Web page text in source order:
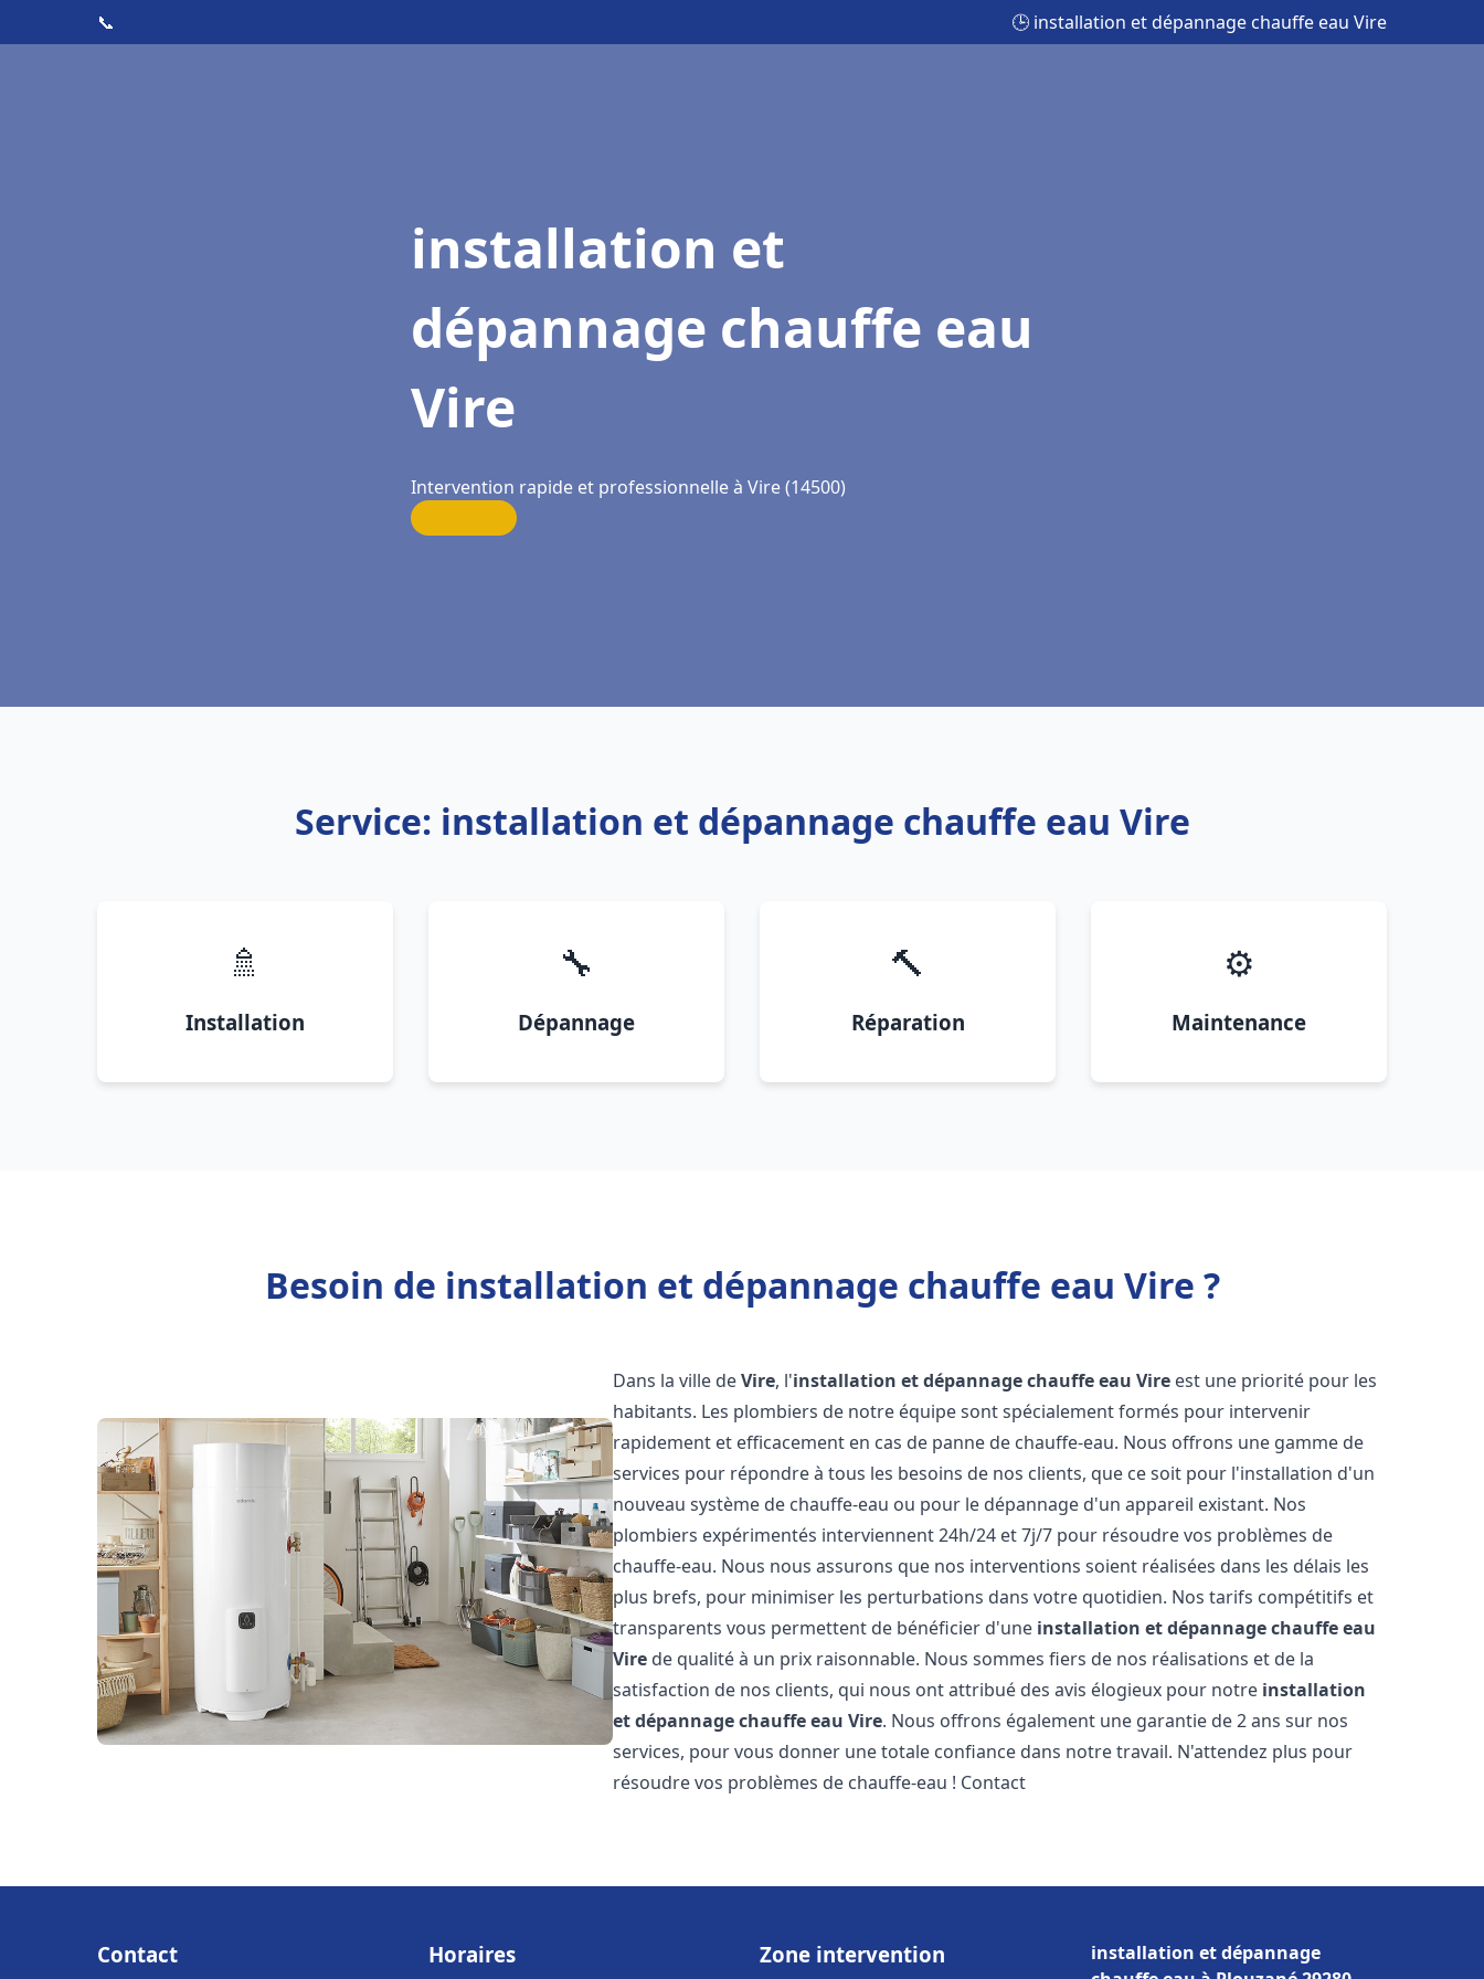
📞 🕒 installation et dépannage chauffe eau Vire
installation et
dépannage chauffe eau
Vire
Intervention rapide et professionnelle à Vire (14500)
Service: installation et dépannage chauffe eau Vire
🚿
Installation
🔧
Dépannage
🔨
Réparation
⚙️
Maintenance
Besoin de installation et dépannage chauffe eau Vire ?
Dans la ville deVire, l'installation et dépannage chauffe eau Vire est une priorité pour les
habitants. Les plombiers de notre équipe sont spécialement formés pour intervenir
rapidement et efficacement en cas de panne de chauffe-eau. Nous offrons une gamme de
services pour répondre à tous les besoins de nos clients, que ce soit pour l'installation d'un
nouveau système de chauffe-eau ou pour le dépannage d'un appareil existant. Nos
plombiers expérimentés interviennent 24h/24 et 7j/7 pour résoudre vos problèmes de
chauffe-eau. Nous nous assurons que nos interventions soient réalisées dans les délais les
plus brefs, pour minimiser les perturbations dans votre quotidien. Nos tarifs compétitifs et
transparents vous permettent de bénéficier d'une installation et dépannage chauffe eau
Vire de qualité à un prix raisonnable. Nous sommes fiers de nos réalisations et de la
satisfaction de nos clients, qui nous ont attribué des avis élogieux pour notre installation
et dépannage chauffe eau Vire. Nous offrons également une garantie de 2 ans sur nos
services, pour vous donner une totale confiance dans notre travail. N'attendez plus pour
résoudre vos problèmes de chauffe-eau ! Contact
Contact Horaires Zone intervention
installation et dépannage